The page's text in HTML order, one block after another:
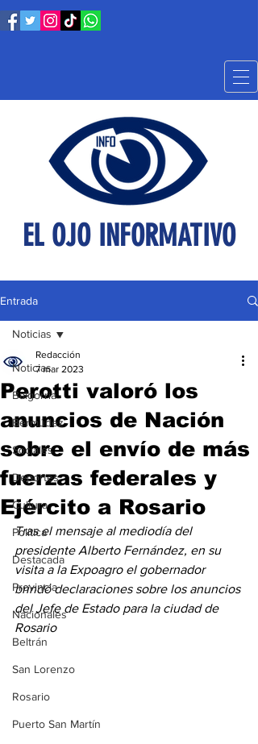
EL OJO INFORMATIVO
Entrada
Noticias
Baigorria
Bermúdez
Sociales
Deportes
Cultura
Política
Destacada
Provincia
Nacionales
Beltrán
San Lorenzo
Rosario
Puerto San Martín
Noticias
Perotti valoró los
anuncios de Nación
sobre el envío de más
fuerzas federales y
Ejército a Rosario
Redacción
7 mar 2023
Tras el mensaje al mediodía del
presidente Alberto Fernández, en su
visita a la Expoagro el gobernador
brindó declaraciones sobre los anuncios
del Jefe de Estado para la ciudad de
Rosario